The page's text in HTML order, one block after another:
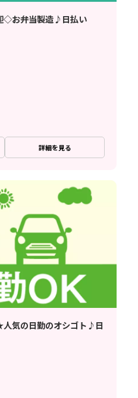
◇お弁当製造♪日払い
詳細を見る
人気の日勤のオシゴト♪日